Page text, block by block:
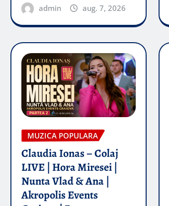
admin aug. 7, 2026
MUZICA POPULARA
Claudia Ionas – Colaj
LIVE | Hora Miresei |
Nunta Vlad & Ana |
Akropolis Events